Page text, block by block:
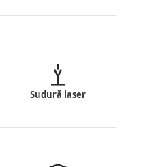
Sudură laser